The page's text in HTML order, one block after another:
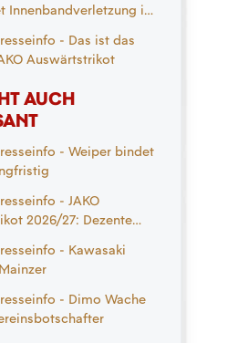
Innenbandverletzung im
- Das ist das
Auswärtstrikot
AUCH
- Weiper bindet
- JAKO
2026/27: Dezente
- Kawasaki
- Dimo Wache